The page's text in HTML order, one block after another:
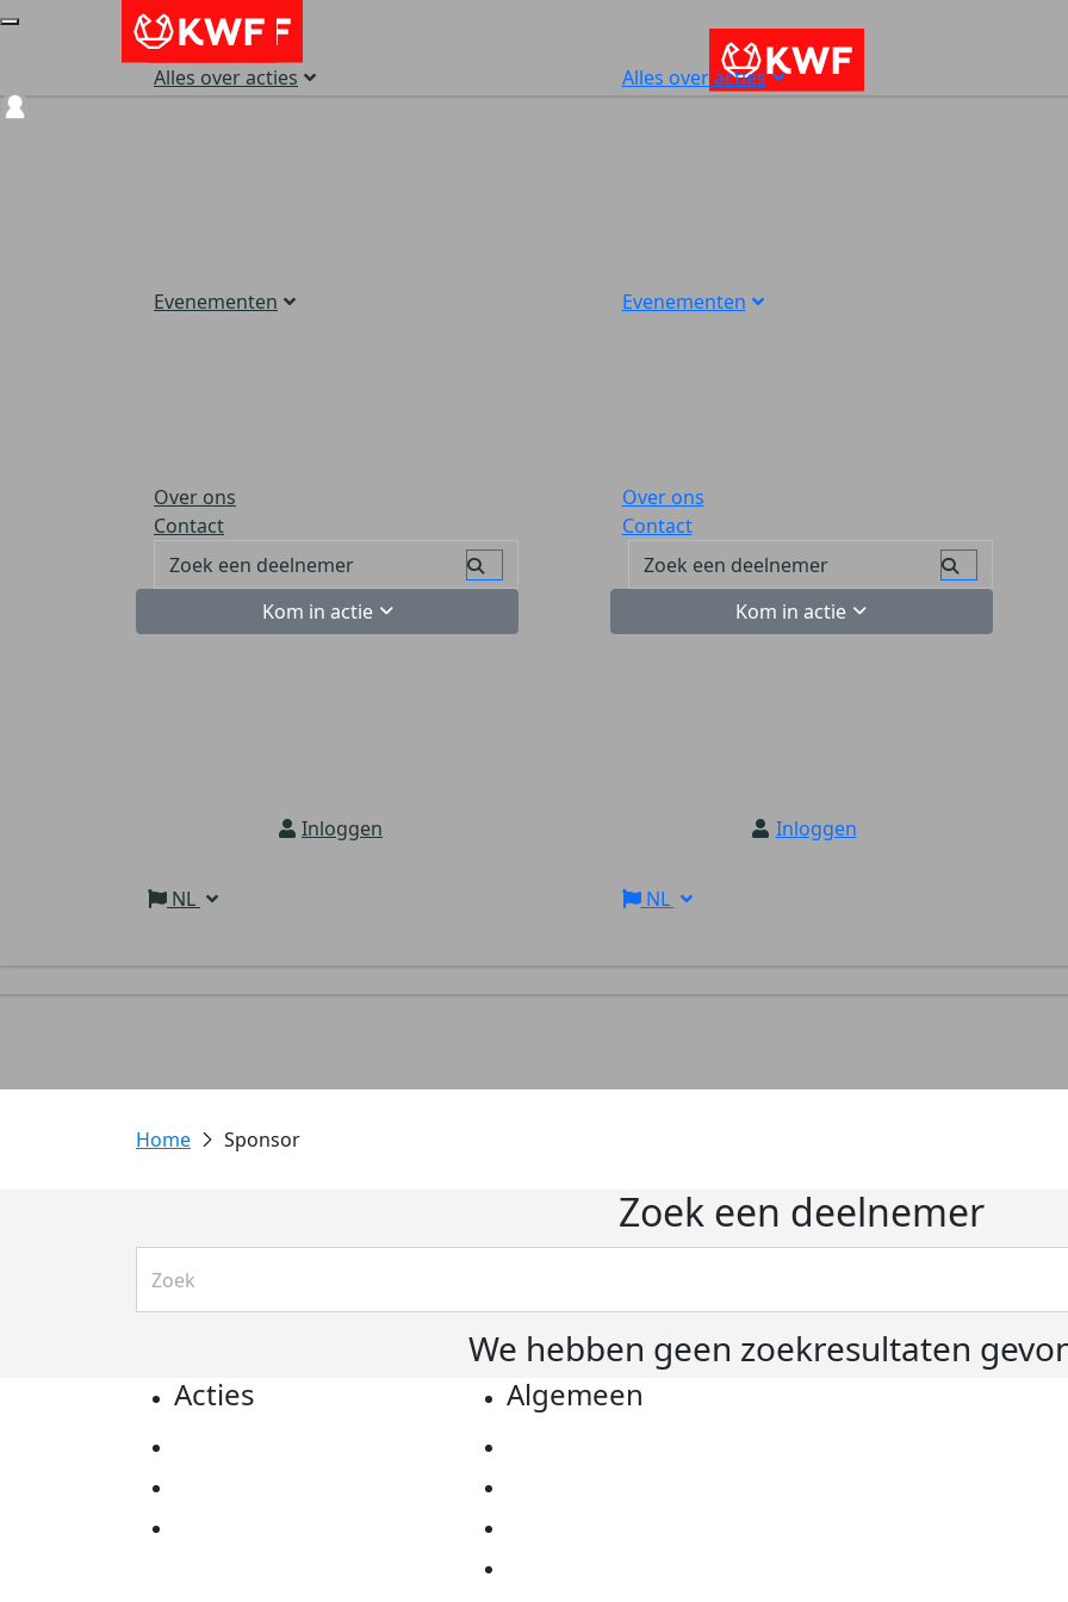
Alles over acties
Evenementen
Over ons
Contact
Kom in actie
Inloggen
NL
Alles over acties
Evenementen
Over ons
Contact
Kom in actie
Inloggen
NL
Sponsor
Zoek een deelnemer
We hebben geen zoekresultaten
Acties Algemeen